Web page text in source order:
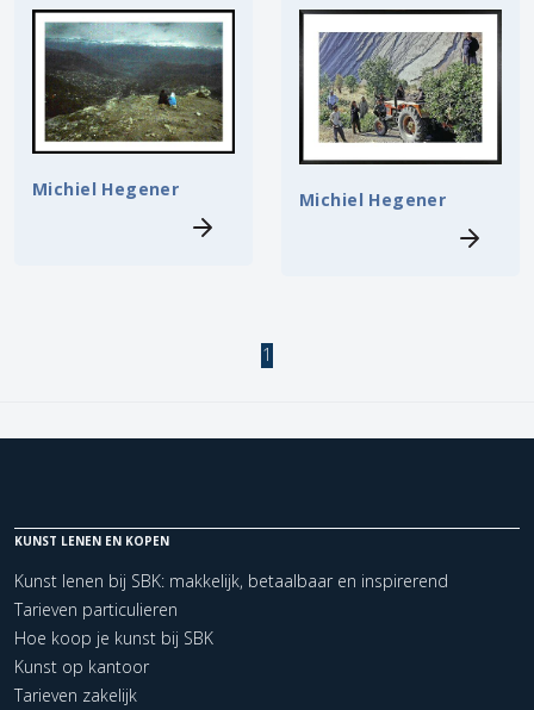
Michiel Hegener Michiel Hegener
1
KUNST LENEN EN KOPEN
Kunst lenen bij SBK: makkelijk, betaalbaar en inspirerend
Tarieven particulieren
Hoe koop je kunst bij SBK
Kunst op kantoor
Tarieven zakelijk